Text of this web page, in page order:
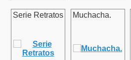
Serie Retratos
Muchacha.